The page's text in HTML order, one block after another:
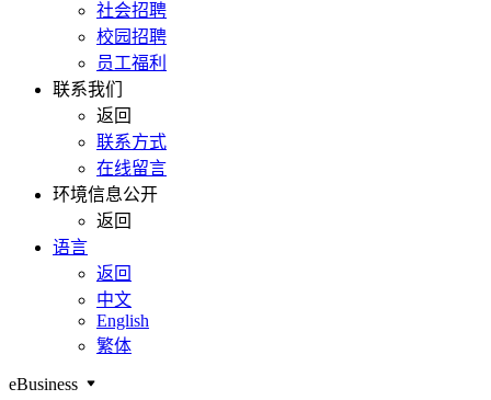
社会招聘
校园招聘
员工福利
联系我们
返回
联系方式
在线留言
环境信息公开
返回
语言
返回
中文
English
繁体
eBusiness